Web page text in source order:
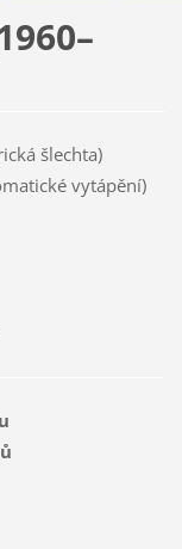
šlechta)
vytápění)